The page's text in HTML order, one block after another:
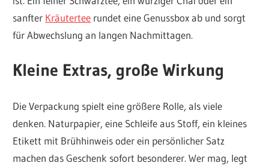
sanfter Kräutertee rundet eine Genussbox ab und sorgt
für Abwechslung an langen Nachmittagen.
Kleine Extras, große Wirkung
Die Verpackung spielt eine größere Rolle, als viele
denken. Naturpapier, eine Schleife aus Stoff, ein kleines
Etikett mit Brühhinweis oder ein persönlicher Satz
machen das Geschenk sofort besonderer. Wer mag, legt